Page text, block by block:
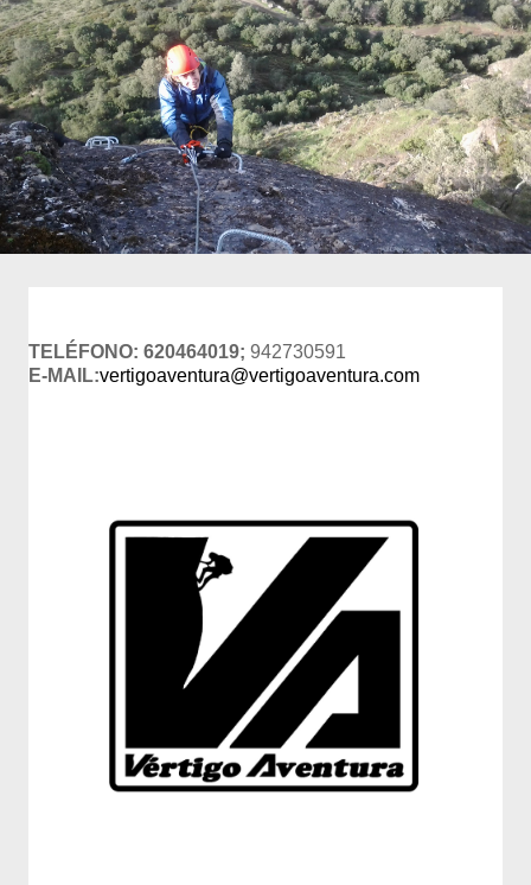
TELÉFONO: 620464019; 942730591
E-MAIL:vertigoaventura@vertigoaventura.com